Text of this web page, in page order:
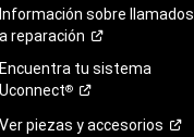
Información sobre llamados
a reparación
Encuentra tu sistema
Uconnect®
Ver piezas yaccesorios